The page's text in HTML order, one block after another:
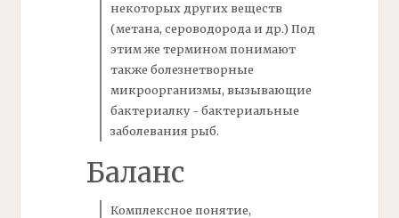
некоторых других веществ
(метана, сероводорода и др.) Под
этим же термином понимают
также болезнетворные
микроорганизмы, вызывающие
бактериалку- бактериальные
заболевания рыб.
Баланс
Комплексное понятие,